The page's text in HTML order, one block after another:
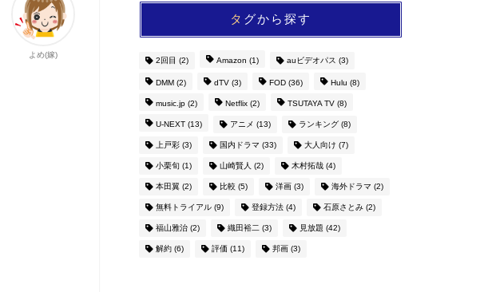
よめ(嫁)
タグから探す
2回目 (2) Amazon (1) auビデオパス (3)
DMM(2) dTV(3) FOD(36) Hulu (8)
music.jp(2) Netflix(2) TSUTAYA TV(8)
U-NEXT(13) アニメ (13) ランキング(8)
上戸彩(3) 国内ドラマ (33) 大人向け (7)
小栗旬 (1) 山崎賢人 (2) 木村拓哉(4)
本田翼 (2) 比較(5) 洋画(3) 海外ドラマ (2)
無料トライアル(9) 登録方法(4) 石原さとみ(2)
福山雅治(2) 織田裕二 (3) 見放題 (42)
解約(6) 評価(11) 邦画(3)